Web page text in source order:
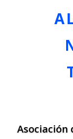
Asociación